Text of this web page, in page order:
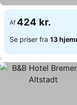
Af 424 kr.
Se priser fra 13